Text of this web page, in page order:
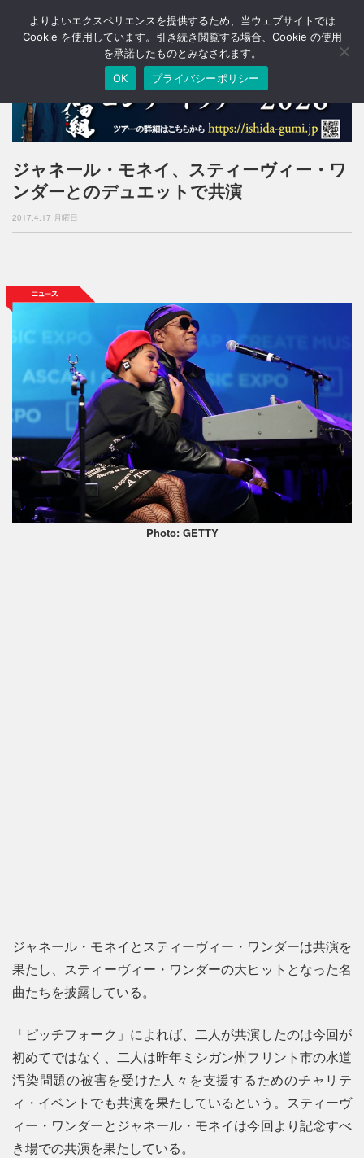
T
o
a
v
i
g
o
ジャネール・モネイ、スティーヴィー・ワ
ンダーとのデュエットで共演
2017.4.17 月曜日
Photo: GETTY
ジャネール・モネイとスティーヴィー・ワンダーは共演を
果たし、スティーヴィー・ワンダーの大ヒットとなった名
曲たちを披露している。
「ピッチフォーク」によれば、二人が共演したのは今回が
初めてではなく、二人は昨年ミシガン州フリント市の水道
汚染問題の被害を受けた人々を支援するためのチャリテ
ィ・イベントでも共演を果たしているという。スティーヴ
ィー・ワンダーとジャネール・モネイは今回より記念すべ
き場での共演を果たしている。
よりよいエクスペリエンスを提供するため、当ウェブサイトでは
Cookie を使用しています。引き続き閲覧する場合、Cookie の使用
を承諾したものとみなされます。
OK
プライバシーポリシー